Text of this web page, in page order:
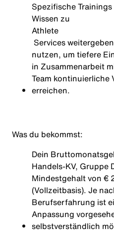
Spezifische
Wissen zu
Athlete
Services
nutzen, um tiefere
in Zusammenarbeit
Team kontinuierliche
erreichen.
Was du bekommst:
Dein
Handels-KV, Gruppe
Mindestgehalt von €
(Vollzeitbasis). Je
Berufserfahrung ist
Anpassung
selbstverständlich